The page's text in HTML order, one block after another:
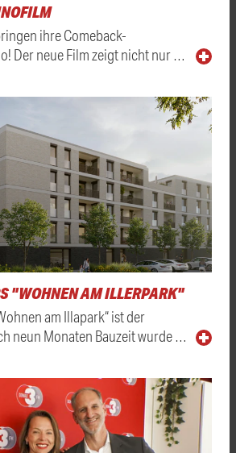
ihre Comeback-
Der neue Film zeigt nicht nur …
"WOHNEN AM ILLERPARK"
am Illapark“ ist der
neun Monaten Bauzeit wurde …